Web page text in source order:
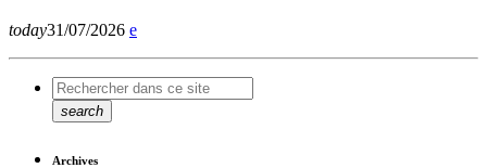
today31/07/2026
search
Archives